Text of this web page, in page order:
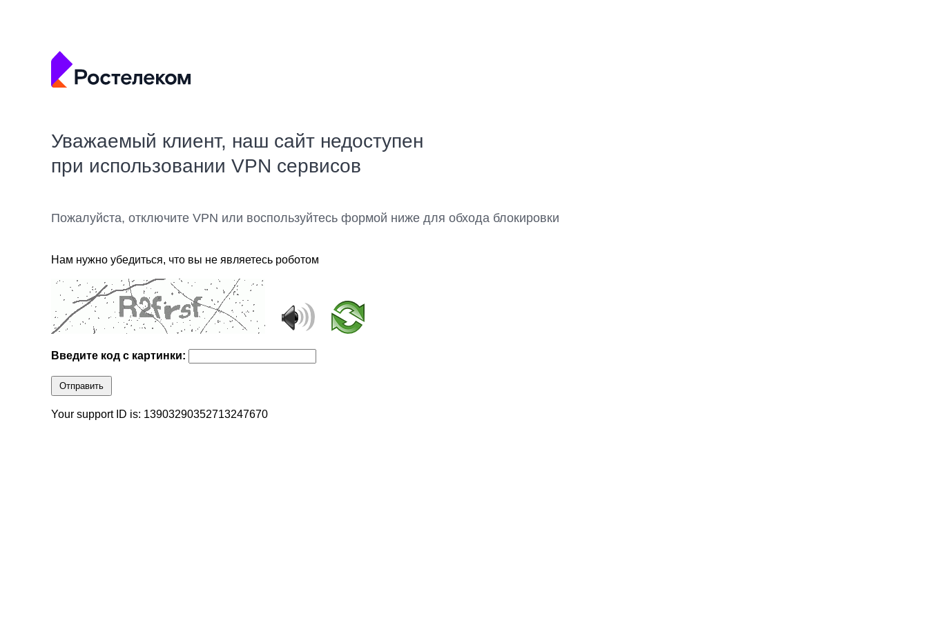
Уважаемый клиент, наш сайт недоступен
при использовании VPN сервисов
Пожалуйста, отключите VPN или воспользуйтесь формой ниже для обхода блокировки
Нам нужно убедиться, что вы не являетесь роботом
Введите код с картинки:
Отправить
Your support ID is: 13903290352713247670